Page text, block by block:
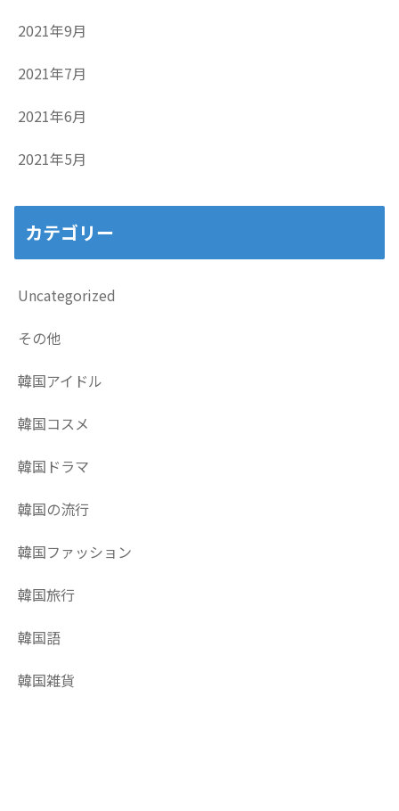
2021年9月
2021年7月
2021年6月
2021年5月
カテゴリー
Uncategorized
その他
韓国アイドル
韓国コスメ
韓国ドラマ
韓国の流行
韓国ファッション
韓国旅行
韓国語
韓国雑貨